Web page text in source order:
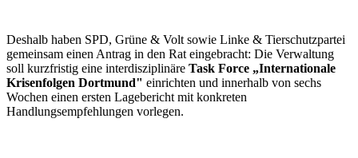
Deshalb haben SPD, Grüne & Volt sowie Linke & Tierschutzpartei
gemeinsam einen Antrag in den Rat eingebracht: Die Verwaltung
soll kurzfristig eine interdisziplinäre Task Force „Internationale
Krisenfolgen Dortmund" einrichten und innerhalb von sechs
Wochen einen ersten Lagebericht mit konkreten
Handlungsempfehlungen vorlegen.